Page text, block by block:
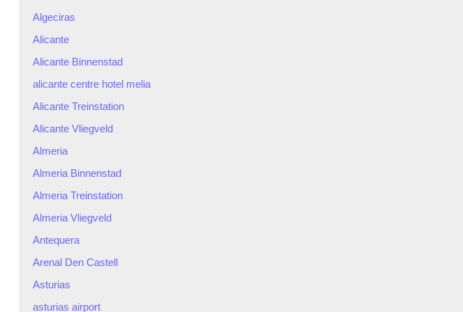
Algeciras
Alicante
Alicante Binnenstad
alicante centre hotel melia
Alicante Treinstation
Alicante Vliegveld
Almeria
Almeria Binnenstad
Almeria Treinstation
Almeria Vliegveld
Antequera
Arenal Den Castell
Asturias
asturias airport